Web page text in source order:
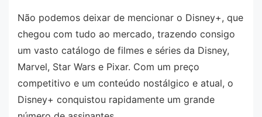
Não podemos deixar de mencionar o Disney+, que
chegou com tudo ao mercado, trazendo consigo
um vasto catálogo de filmes e séries da Disney,
Marvel, Star Wars e Pixar. Com um preço
competitivo e um conteúdo nostálgico e atual, o
Disney+ conquistou rapidamente um grande